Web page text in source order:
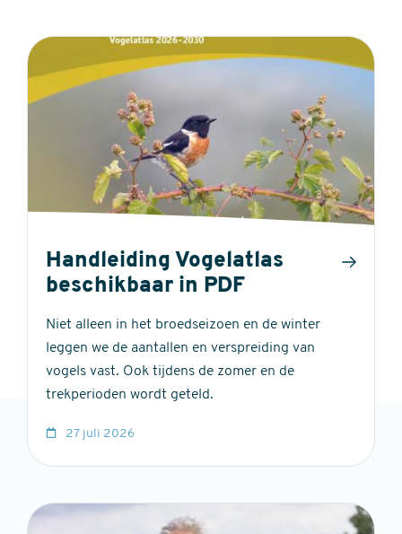
Handleiding Vogelatlas
beschikbaar in PDF
Niet alleen in het broedseizoen en de winter
leggen we de aantallen en verspreiding van
vogels vast. Ook tijdens de zomer en de
trekperioden wordt geteld.
27 juli 2026